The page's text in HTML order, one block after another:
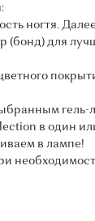
ногтя.
(бонд) для
гель-
в один
в лампе!